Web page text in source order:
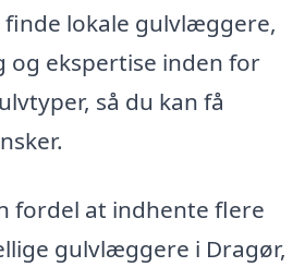
lokale gulvlæggere,
og ekspertise inden for
så du kan få
fordel at indhente flere
gulvlæggere i Dragør,